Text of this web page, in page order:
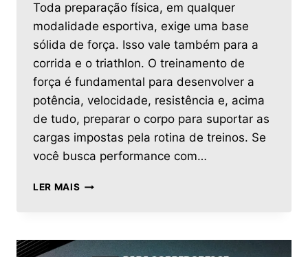
Toda preparação física, em qualquer
modalidade esportiva, exige uma base
sólida de força. Isso vale também para a
corrida e o triathlon. O treinamento de
força é fundamental para desenvolver a
potência, velocidade, resistência e, acima
de tudo, preparar o corpo para suportar as
cargas impostas pela rotina de treinos. Se
você busca performance com…
LER MAIS